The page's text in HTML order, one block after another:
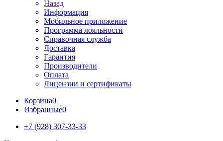
Назад
Информация
Мобильное приложение
Программа лояльности
Справочная служба
Доставка
Гарантия
Производители
Оплата
Лицензии и сертификаты
Корзина0
Избранные0
+7 (928) 307-33-33